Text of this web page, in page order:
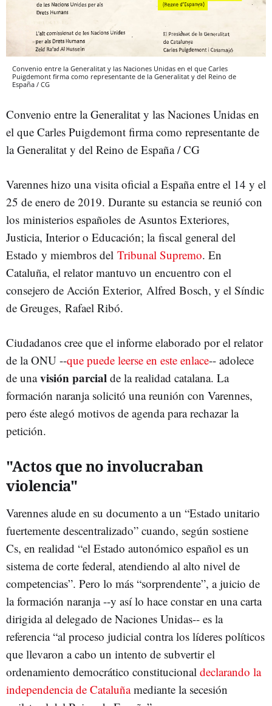
Convenio entre la Generalitat y las Naciones Unidas en el que Carles
Puigdemont firma como representante de la Generalitat y del Reino de
España / CG
Convenio entre la Generalitat y las Naciones Unidas en
el que Carles Puigdemont firma como representante de
la Generalitat y del Reino de España / CG
Varennes hizo una visita oficial a España entre el 14 y el
25 de enero de 2019. Durante su estancia se reunió con
los ministerios españoles de Asuntos Exteriores,
Justicia, Interior o Educación; la fiscal general del
Estado y miembros del Tribunal Supremo. En
Cataluña, el relator mantuvo un encuentro con el
consejero de Acción Exterior, Alfred Bosch, y el Síndic
de Greuges, Rafael Ribó.
Ciudadanos cree que el informe elaborado por el relator
de la ONU --que puede leerse en este enlace-- adolece
de unavisión parcial de la realidad catalana. La
formación naranja solicitó una reunión con Varennes,
pero éste alegó motivos de agenda para rechazar la
petición.
"Actos que no involucraban
violencia"
Varennes alude en su documento a un “Estado unitario
fuertemente descentralizado” cuando, según sostiene
Cs, en realidad “el Estado autonómico español es un
sistema de corte federal, atendiendo al alto nivel de
competencias”. Pero lo más “sorprendente”, a juicio de
la formación naranja --y así lo hace constar en una carta
dirigida al delegado de Naciones Unidas-- es la
referencia “al proceso judicial contra los líderes políticos
que llevaron a cabo un intento de subvertir el
ordenamiento democrático constitucional declarando la
independencia de Cataluñamediante la secesión